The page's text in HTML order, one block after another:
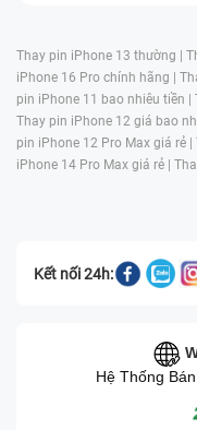
Thay pin iPhone 13 thường |
iPhone 16 Pro chính hãng |
pin iPhone 11 bao nhiêu tiền |
Thay pin iPhone 12 giá bao
pin iPhone 12 Pro Max giá rẻ |
iPhone 14 Pro Max giá rẻ |
Kết nối 24h:
Hệ Thống